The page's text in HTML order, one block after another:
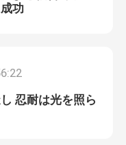
功
忍耐は光を照ら